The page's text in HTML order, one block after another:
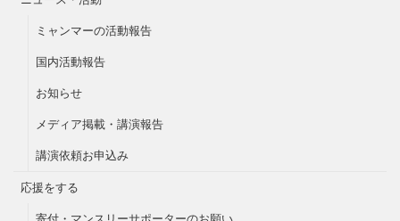
ミャンマーの活動報告
国内活動報告
お知らせ
メディア掲載・講演報告
講演依頼お申込み
応援をする